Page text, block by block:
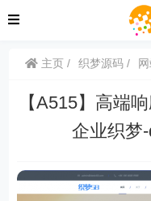
主页 织梦源码
【A515】高端
企业织梦